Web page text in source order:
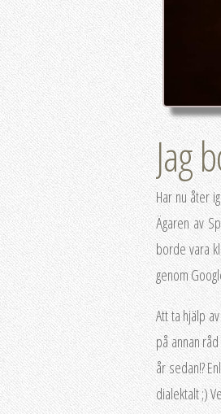
Jag
Har nu åter
Ägaren av
borde vara
genom
Att ta hjälp
på annan
år sedan!?
dialektalt ;)